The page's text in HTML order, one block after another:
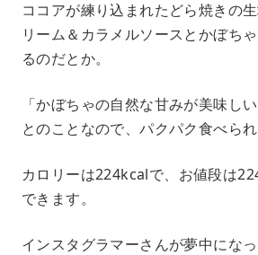
ココアが練り込まれたどら焼きの
リーム＆カラメルソースとかぼち
るのだとか。
「かぼちゃの自然な甘みが美味し
とのことなので、パクパク食べられ
カロリーは224kcalで、お値段は
できます。
インスタグラマーさんが夢中にな